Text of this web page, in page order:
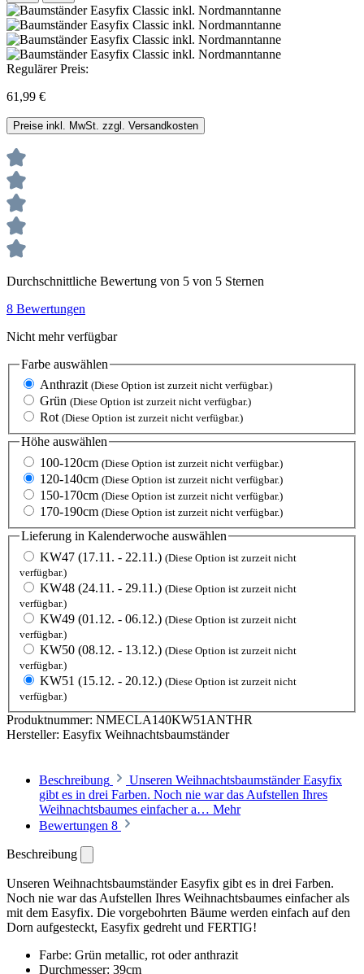
Regulärer Preis:
61,99 €
Preise inkl. MwSt. zzgl. Versandkosten
Durchschnittliche Bewertung von 5 von 5 Sternen
8 Bewertungen
Nicht mehr verfügbar
Farbe auswählen
Anthrazit (Diese Option ist zurzeit nicht verfügbar.)
Grün (Diese Option ist zurzeit nicht verfügbar.)
Rot (Diese Option ist zurzeit nicht verfügbar.)
Höhe auswählen
100-120cm (Diese Option ist zurzeit nicht verfügbar.)
120-140cm (Diese Option ist zurzeit nicht verfügbar.)
150-170cm (Diese Option ist zurzeit nicht verfügbar.)
170-190cm (Diese Option ist zurzeit nicht verfügbar.)
Lieferung in Kalenderwoche auswählen
KW47 (17.11. - 22.11.) (Diese Option ist zurzeit nicht
verfügbar.)
KW48 (24.11. - 29.11.) (Diese Option ist zurzeit nicht
verfügbar.)
KW49 (01.12. - 06.12.) (Diese Option ist zurzeit nicht
verfügbar.)
KW50 (08.12. - 13.12.) (Diese Option ist zurzeit nicht
verfügbar.)
KW51 (15.12. - 20.12.) (Diese Option ist zurzeit nicht
verfügbar.)
Produktnummer: NMECLA140KW51ANTHR
Hersteller: Easyfix Weihnachtsbaumständer
Beschreibung
Unseren Weihnachtsbaumständer Easyfix
gibt es in drei Farben. Noch nie war das Aufstellen Ihres
Weihnachtsbaumes einfacher a… Mehr
Bewertungen 8
Beschreibung
Unseren Weihnachtsbaumständer Easyfix gibt es in drei Farben.
Noch nie war das Aufstellen Ihres Weihnachtsbaumes einfacher als
mit dem Easyfix. Die vorgebohrten Bäume werden einfach auf den
Dorn aufgesteckt, Easyfix gedreht und FERTIG!
Farbe: Grün metallic, rot oder anthrazit
Durchmesser: 39cm